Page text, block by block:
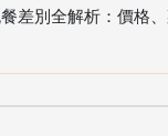
差別全解析：價格